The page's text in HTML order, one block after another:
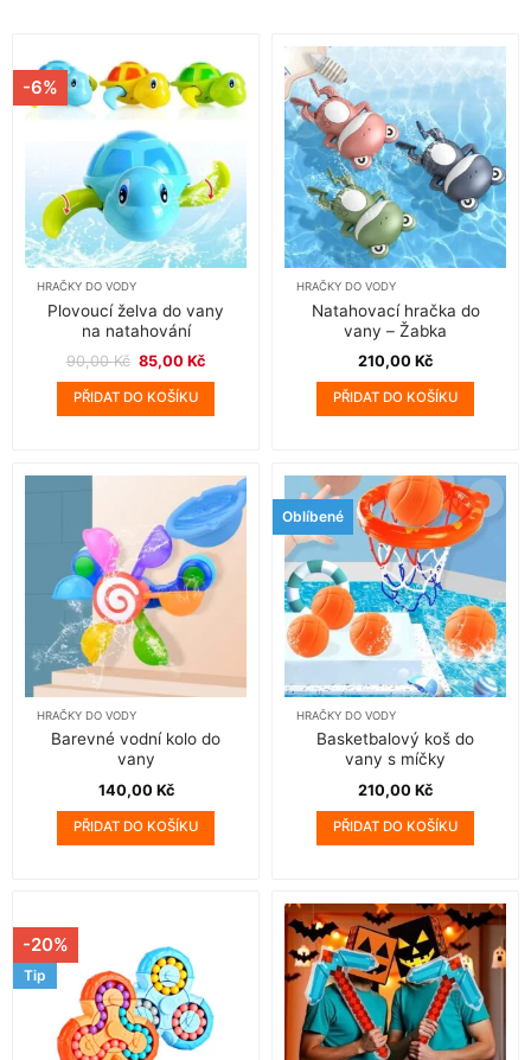
-6%
HRAČKY DO VODY
Plovoucí želva do vany
na natahování
90,00Kč Původní
cena
byla:
90,00 Kč.
85,00KčAktuální
PŘIDAT DO KOŠÍKU
HRAČKY DO VODY
Natahovací hračka do
vany – Žabka
210,00 Kč
PŘIDAT DO KOŠÍKU
HRAČKY DO VODY
Barevné vodní kolo do
vany
140,00 Kč
PŘIDAT DO KOŠÍKU
Oblíbené
HRAČKY DO VODY
Basketbalový koš do
vany s míčky
210,00 Kč
PŘIDAT DO KOŠÍKU
-20%
Tip